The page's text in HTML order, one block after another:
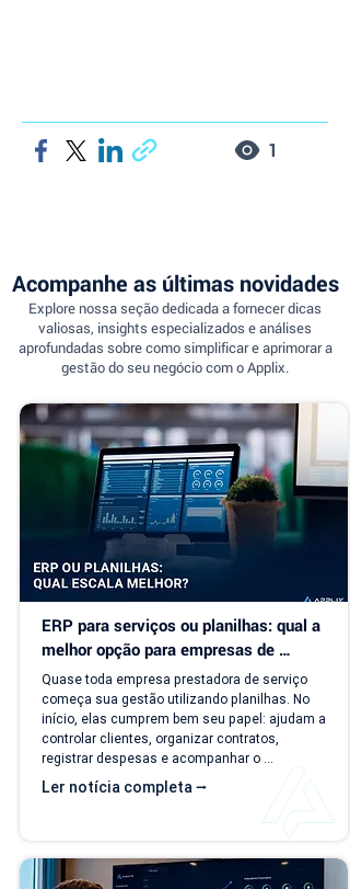
1
Acompanhe as últimas novidades
Explore nossa seção dedicada a fornecer dicas
valiosas, insights especializados e análises
aprofundadas sobre como simplificar e aprimorar a
gestão do seu negócio com o Applix.
ERP para serviços ou planilhas: qual a
melhor opção para empresas de
serviço?
Ler notícia completa ⭢
Quase toda empresa prestadora de serviço
começa sua gestão utilizando planilhas. No
início, elas cumprem bem seu papel: ajudam a
controlar clientes, organizar contratos,
registrar despesas e acompanhar o
faturamento. O problema é que a empresa
evolui, mas o modelo de gestão muitas vezes
continua o mesmo. Com o aumento da
cobranças recorrentes e processos
financeiros mais complexos, aquilo que antes